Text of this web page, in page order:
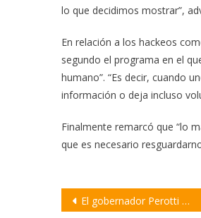
lo que decidimos mostrar”,
En relación a los hackeos
segundo el programa en el
humano”. “Es decir, cuando
información o deja incluso
Finalmente remarcó que “lo
que es necesario
Navegación
El gobernador Perotti se reunió con el ministro de Economía de la Nación, Sergio Massa